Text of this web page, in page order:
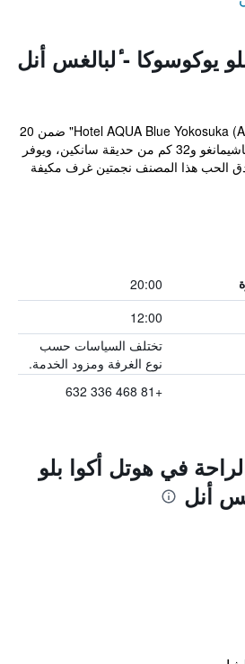
يوكوسوكا - ٔلبالغس أنل
يقع مكان إقامة "Hotel AQUA Blue Yokosuka (Adult Only)" ضمن 20
كم من ضريح تسوروغاوكا هاشيمانغو و32 كم من حديقة سانكين، ويوفر
الحب هذا المصنف نجمتين غرف مكيفة
20:00
12:00
تختلف السياسات حسب
نوع الغرفة ومزود الخدمة.
+81 468 336 632
في هوتل أكوا بلو
أنل